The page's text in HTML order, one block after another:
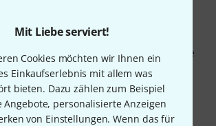
Mit Liebe serviert!
Cookies möchten wir Ihnen ein
Einkaufserlebnis mit allem was
bieten. Dazu zählen zum Beispiel
Angebote, personalisierte Anzeigen
von Einstellungen. Wenn das für
vollkommen ausreichen, sie sind
und tragen einen wesentlichen Teil zur
des Systems bei.
Filtertechnologie und das externe
überhaupt kein Thema, von
ISO Power Block V10 vor allem für
die auf eine einwandfreie
Effekte enorm großen Wert legen.